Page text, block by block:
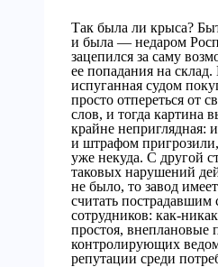
Так была ли крыса?
и была — недаром
зацепился за саму
ее попадания на
испуганная судом
просто отпереться от
слов, и тогда картина
крайне неприглядная:
и штрафом
уже некуда. С другой
таковых нарушений
не было, то завод
считать пострадавшим
сотрудников: как-
простоя, внеплановые
контролирующих
репутации среди